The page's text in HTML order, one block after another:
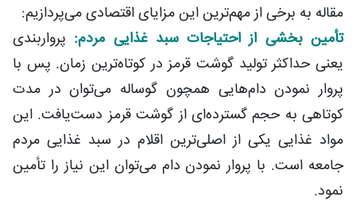
مقاله به برخی از مهم‌ترین این مزایای اقتصادی می‌پردازیم:
تأمین بخشی از احتیاجات سبد غذایی مردم: پرواربندی
یعنی حداکثر تولید گوشت قرمز در کوتاه‌ترین زمان. پس با
پروار نمودن دام‌هایی همچون گوساله می‌توان در مدت
کوتاهی به حجم گسترده‌ای از گوشت قرمز دست‌یافت. این
مواد غذایی یکی از اصلی‌ترین اقلام در سبد غذایی مردم
جامعه است. با پروار نمودن دام می‌توان این نیاز را تأمین
نمود.